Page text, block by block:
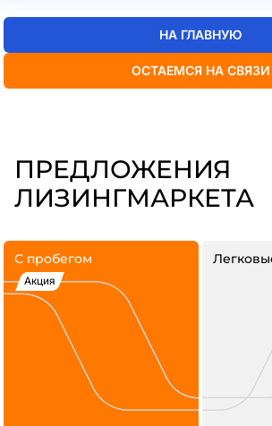
НА ГЛАВНУЮ
ОСТАЕМСЯ НА СВЯЗИ
ПРЕДЛОЖЕНИЯ
ЛИЗИНГМАРКЕТА
С пробегом
Акция